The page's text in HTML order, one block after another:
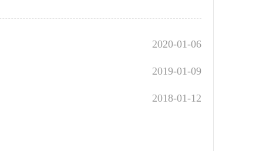
2020-01-06
2019-01-09
2018-01-12